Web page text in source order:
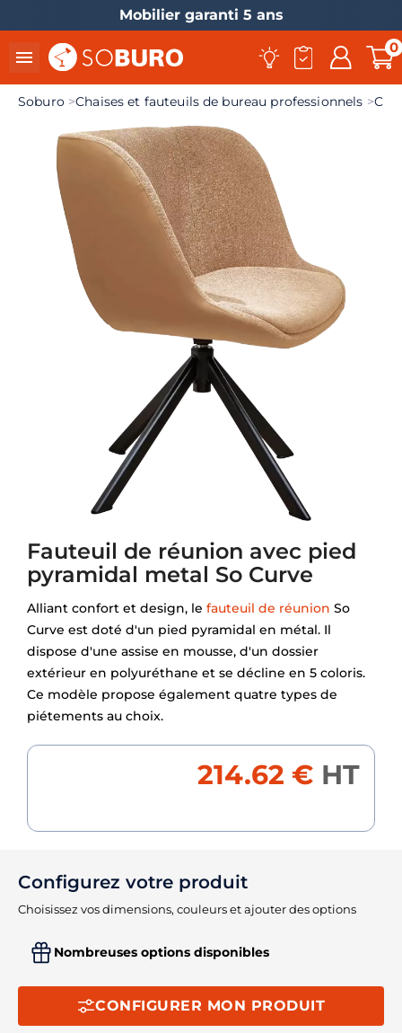
Livraison France entière
 0
Soburo Chaises et fauteuils de bureau professionnels
Fauteuil de réunion avec pied
pyramidal metal So Curve
Alliant confort et design, le fauteuil de réunion So
Curve est doté d'un pied pyramidal en métal. Il
dispose d'une assise en mousse, d'un dossier
extérieur en polyuréthane et se décline en 5 coloris.
Ce modèle propose également quatre types de
piétements au choix.
214.62 € HT
Configurez votre produit
Choisissez vos dimensions, couleurs et ajouter des options
Nombreuses options disponibles
CONFIGURER MON PRODUIT